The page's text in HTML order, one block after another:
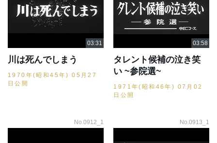
川は死んでしまう
1970年(昭和45年) 05月27
日公開
タレント候補の泣き笑
い ~参院選~
1971年(昭和46年) 07月02
日公開
No.0912_1 No.0913_1